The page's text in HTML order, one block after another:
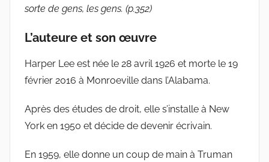
sorte de gens, les gens. (p.352)
L’auteure et son œuvre
Harper Lee est née le 28 avril 1926 et morte le 19
février 2016 à Monroeville dans l’Alabama.
Après des études de droit, elle s’installe à New
York en 1950 et décide de devenir écrivain.
En 1959, elle donne un coup de main à Truman